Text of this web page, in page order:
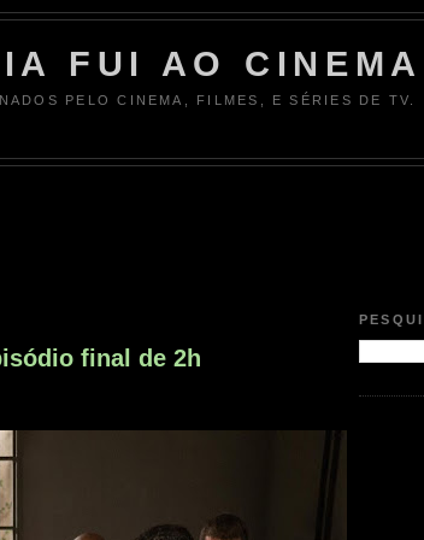
FUI AO CINEMA
PELO CINEMA, FILMES, E SÉRIES DE TV.
final de 2h